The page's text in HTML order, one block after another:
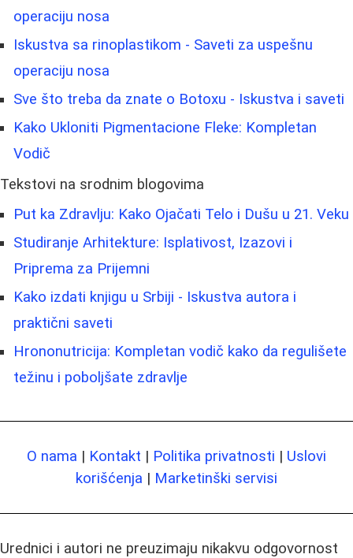
operaciju nosa
Iskustva sa rinoplastikom - Saveti za uspešnu
operaciju nosa
Sve što treba da znate o Botoxu - Iskustva i saveti
Kako Ukloniti Pigmentacione Fleke: Kompletan
Vodič
Tekstovi na srodnim blogovima
Put ka Zdravlju: Kako Ojačati Telo i Dušu u 21. Veku
Studiranje Arhitekture: Isplativost, Izazovi i
Priprema za Prijemni
Kako izdati knjigu u Srbiji - Iskustva autora i
praktični saveti
Hrononutricija: Kompletan vodič kako da regulišete
težinu i poboljšate zdravlje
O nama | Kontakt | Politika privatnosti | Uslovi
korišćenja | Marketinški servisi
Urednici i autori ne preuzimaju nikakvu odgovornost